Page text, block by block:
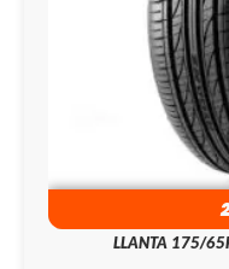
LLANTA 175/